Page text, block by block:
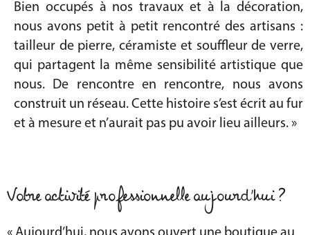
Bien occupés à nos travaux et à la décoration,
nous avons petit à petit rencontré des artisans :
tailleur de pierre, céramiste et souffleur de verre,
qui partagent la même sensibilité artistique que
nous. De rencontre en rencontre, nous avons
construit un réseau. Cette histoire s’est écrit au fur
et à mesure et n’aurait pas pu avoir lieu ailleurs. »
Votre activité professionnelle aujourd’hui ?